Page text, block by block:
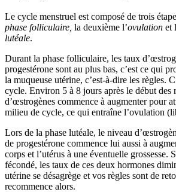
Le cycle menstruel est composé de trois
phase folliculaire, la deuxième l’ovulation et
lutéale.
Durant la phase folliculaire, les taux
progestérone sont au plus bas, c’est ce qui
la muqueuse utérine, c’est-à-dire les règles.
cycle. Environ 5 à 8 jours après le début des
d’œstrogènes commence à augmenter pour
milieu de cycle, ce qui entraîne l’ovulation
Lors de la phase lutéale, le niveau
de progestérone commence lui aussi à
corps et l’utérus à une éventuelle grossesse.
fécondé, les taux de ces deux hormones
utérine se désagrège et vos règles sont de
recommence alors.